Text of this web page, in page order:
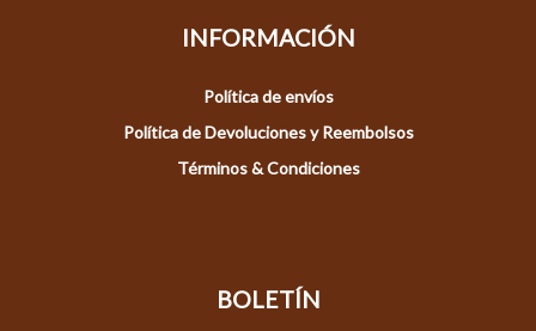
INFORMACIÓN
Política de envíos
Política de Devoluciones y Reembolsos
Términos & Condiciones
BOLETÍN